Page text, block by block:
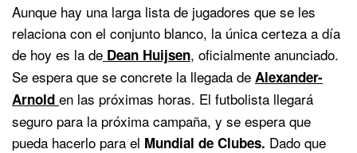
Aunque hay una larga lista de jugadores que se les
relaciona con el conjunto blanco, la única certeza a día
de hoy es la de Dean Huijsen, oficialmente anunciado.
Se espera que se concrete la llegada de Alexander-
Arnold en las próximas horas. El futbolista llegará
seguro para la próxima campaña, y se espera que
pueda hacerlo para el Mundial de Clubes. Dado que